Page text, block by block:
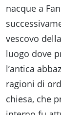
nacque a
vescovo
luogo dove
l’antica
ragioni di
chiesa, che